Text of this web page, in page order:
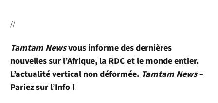
//
Tamtam Newsvous informe des dernières
nouvelles sur l’Afrique, la RDC et le monde entier.
L’actualité vertical non déformée. Tamtam News–
Pariez sur l’Info !